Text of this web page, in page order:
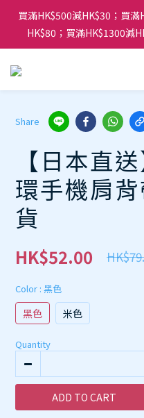
買滿HK$500減HK$30；買
HK$80；買滿HK$1300減
Share
【日本直
環手機肩
貨
HK$52.00
Color : 黑色
黑色 米色
Quantity
ADD TO CART